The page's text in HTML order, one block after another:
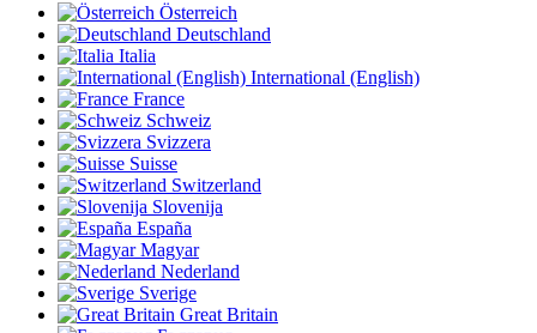
Österreich
Deutschland
Italia
International (English)
France
Schweiz
Svizzera
Suisse
Switzerland
Slovenija
España
Magyar
Nederland
Sverige
Great Britain